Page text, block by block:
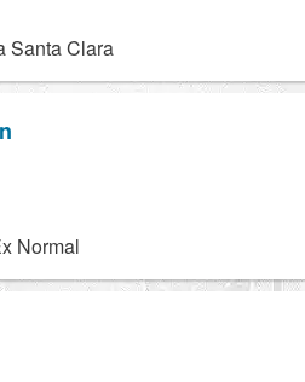
Santa Clara
Normal